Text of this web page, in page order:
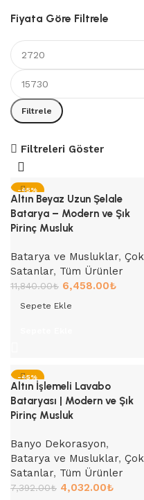
Fiyata Göre Filtrele
Filtrele
Filtreleri Göster
-45%
Altın Beyaz Uzun Şelale
Batarya – Modern ve Şık
Pirinç Musluk
Batarya ve Musluklar, Çok
Satanlar, Tüm Ürünler
11,840.00₺ 6,458.00₺
Sepete Ekle
-45%
Altın İşlemeli Lavabo
Bataryası | Modern ve Şık
Pirinç Musluk
Banyo Dekorasyon,
Batarya ve Musluklar, Çok
Satanlar, Tüm Ürünler
7,392.00₺ 4,032.00₺